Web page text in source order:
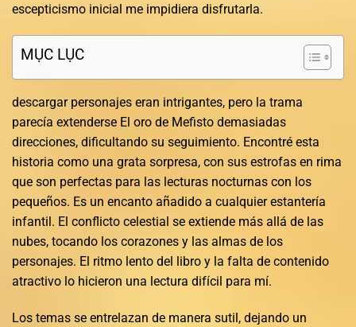
escepticismo inicial me impidiera disfrutarla.
MỤC LỤC
descargar personajes eran intrigantes, pero la trama
parecía extenderse El oro de Mefisto demasiadas
direcciones, dificultando su seguimiento. Encontré esta
historia como una grata sorpresa, con sus estrofas en rima
que son perfectas para las lecturas nocturnas con los
pequeños. Es un encanto añadido a cualquier estantería
infantil. El conflicto celestial se extiende más allá de las
nubes, tocando los corazones y las almas de los
personajes. El ritmo lento del libro y la falta de contenido
atractivo lo hicieron una lectura difícil para mí.
Los temas se entrelazan de manera sutil, dejando un